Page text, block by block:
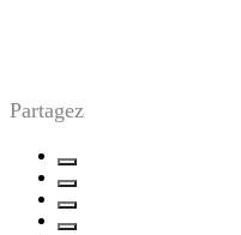
Partagez